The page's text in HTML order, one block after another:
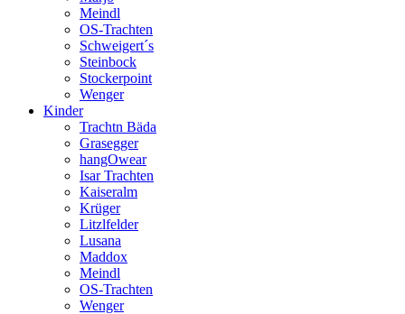
Meindl
OS-Trachten
Schweigert´s
Steinbock
Stockerpoint
Wenger
Kinder
Trachtn Bäda
Grasegger
hangOwear
Isar Trachten
Kaiseralm
Krüger
Litzlfelder
Lusana
Maddox
Meindl
OS-Trachten
Wenger